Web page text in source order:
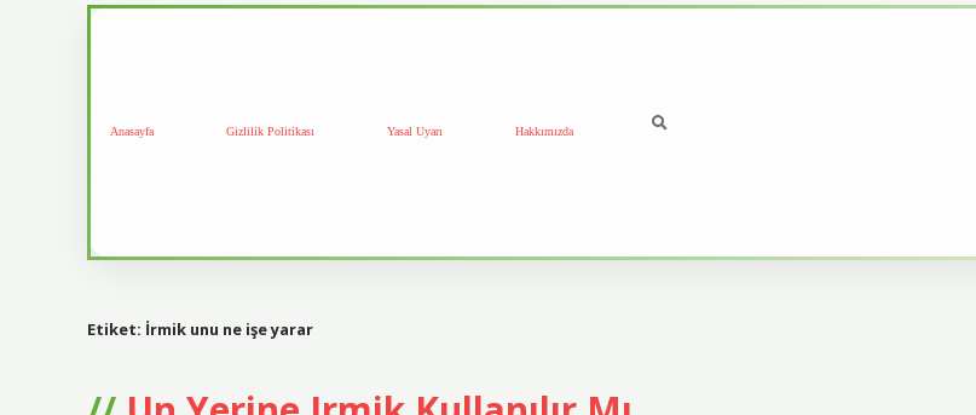
Anasayfa Gizlilik Politikası Yasal Uyarı Hakkımızda
Etiket: İrmik unu ne işe yarar